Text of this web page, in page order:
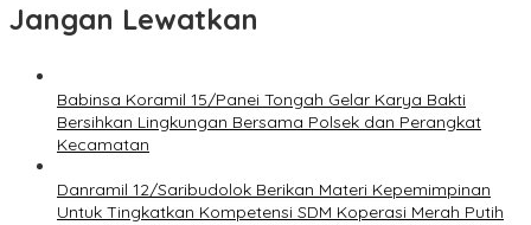
Jangan Lewatkan
Babinsa Koramil 15/Panei Tongah Gelar Karya Bakti
Bersihkan Lingkungan Bersama Polsek dan Perangkat
Kecamatan
Danramil 12/Saribudolok Berikan Materi Kepemimpinan
Untuk Tingkatkan Kompetensi SDM Koperasi Merah Putih